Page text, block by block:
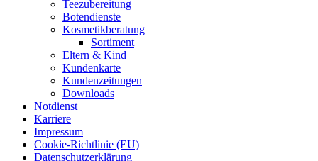
Tee­zu­be­rei­tung
Boten­diens­te
Kos­me­tik­be­ra­tung
Sor­ti­ment
Eltern & Kind
Kun­den­kar­te
Kun­den­zei­tun­gen
Down­loads
Not­dienst
Kar­rie­re
Impres­sum
Coo­kie-Rich­t­­li­­nie (EU)
Datenschutz­erklärung